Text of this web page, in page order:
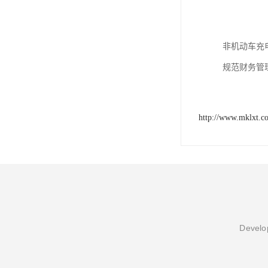
非机动车充
规范财务管
http://